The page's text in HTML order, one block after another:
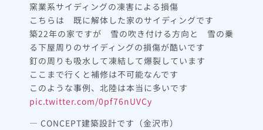
窯業系サイディングの凍害による損傷
こちらは 既に解体した家のサイディングです
築22年の家ですが 雪の吹き付ける方向と 雪の乗
る下屋周りのサイディングの損傷が酷いです
釘の周りも吸水して凍結して爆裂しています
ここまで行くと補修は不可能なんです
このような事例、北陸は本当に多いです
pic.twitter.com/0pf76nUVCy
— CONCEPT建築設計です（金沢市）